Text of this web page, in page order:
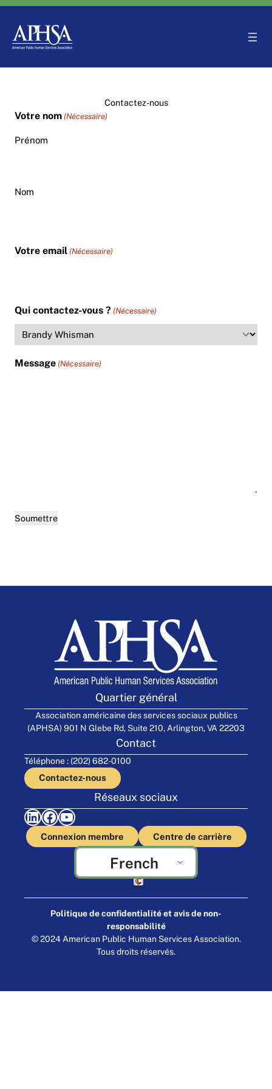
Aller
contenu
Contactez-nous
Votre nom (Nécessaire)
Prénom
Nom
Votre email (Nécessaire)
Qui contactez-vous ? (Nécessaire)
Message (Nécessaire)
Soumettre
Quartier général
Association américaine des services sociaux publics
(APHSA) 901 N Glebe Rd, Suite 210, Arlington, VA 22203
Contact
Téléphone : (202) 682-0100
Contactez-nous
Réseaux sociaux
LinkedIn Facebook YouTube
Connexion membre Centre de carrière
French
Fabriqué par Cornershop Creative
Politique de confidentialité et avis de non-
responsabilité
© 2024 American Public Human Services Association.
Tous droits réservés.